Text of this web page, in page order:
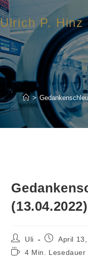
Ulrich P. Hinz
>
(13.04.2022)
Uli April
4 Min. Lesedauer